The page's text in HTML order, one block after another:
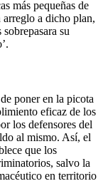
más pequeñas de
a dicho plan,
su
poner en la picota
eficaz de los
los defensores del
al mismo. Así, el
que los
salvo la
en territorio